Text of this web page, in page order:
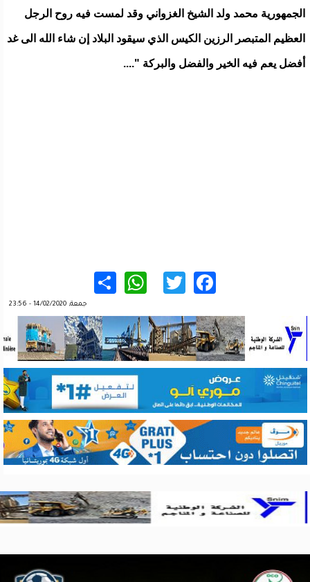
الجمهورية محمد ولد الشيخ الغزواني وقد لمست فيه روح الرجل
العظيم المتبصر الرزين الكيس الذي سيقود البلاد إن شاء الله الى غد
أفضل يعم فيه الخير والفضل والبركة "....
Facebook
Twitter
WhatsApp
جمعة, 14/02/2020 - 23:56